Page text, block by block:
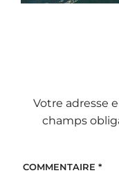
Votre adresse
champs
COMMENTAIRE *